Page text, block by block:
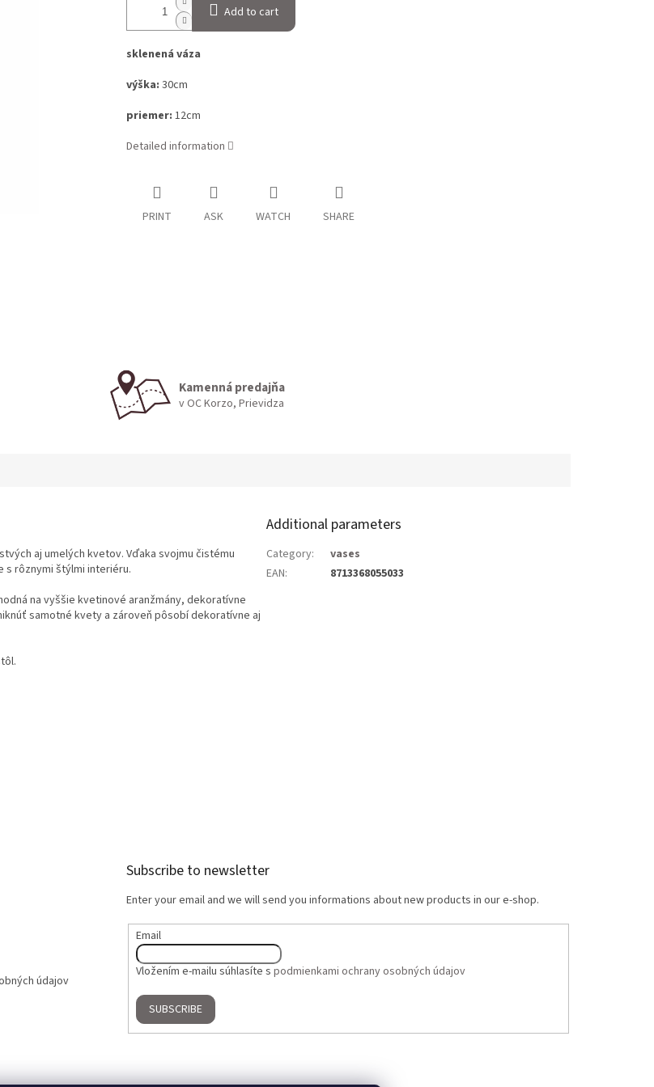
Add to cart
sklenená váza
výška: 30cm
priemer: 12cm
Detailed information
PRINT ASK WATCH SHARE
Kamenná predajňa
v OC Korzo, Prievidza
aj umelých kvetov. Vďaka svojmu čistému
s rôznymi štýlmi interiéru.
na vyššie kvetinové aranžmány, dekoratívne
samotné kvety a zároveň pôsobí dekoratívne aj
Additional parameters
Category:
vases
EAN: 8713368055033
údajov
Subscribe to newsletter
Enter your email and we will send you informations about new products in our e-shop.
Email
Vložením e-mailu súhlasíte s podmienkami ochrany osobných údajov
SUBSCRIBE